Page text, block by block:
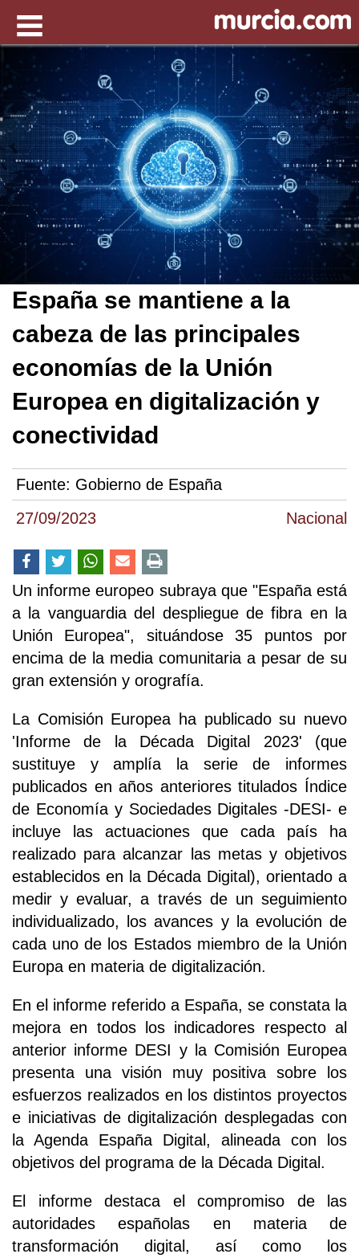
27/09/2023 Nacional
España se mantiene a la
cabeza de las principales
economías de la Unión
Europea en digitalización y
conectividad
Fuente: Gobierno de España
Un informe europeo subraya que "España está
a la vanguardia del despliegue de fibra en la
Unión Europea", situándose 35 puntos por
encima de la media comunitaria a pesar de su
gran extensión y orografía.
La Comisión Europea ha publicado su nuevo
'Informe de la Década Digital 2023' (que
sustituye y amplía la serie de informes
publicados en años anteriores titulados Índice
de Economía y Sociedades Digitales -DESI- e
incluye las actuaciones que cada país ha
realizado para alcanzar las metas y objetivos
establecidos en la Década Digital), orientado a
medir y evaluar, a través de un seguimiento
individualizado, los avances y la evolución de
cada uno de los Estados miembro de la Unión
Europa en materia de digitalización.
En el informe referido a España, se constata la
mejora en todos los indicadores respecto al
anterior informe DESI y la Comisión Europea
presenta una visión muy positiva sobre los
esfuerzos realizados en los distintos proyectos
e iniciativas de digitalización desplegadas con
la Agenda España Digital, alineada con los
objetivos del programa de la Década Digital.
El informe destaca el compromiso de las
autoridades españolas en materia de
transformación digital, así como los